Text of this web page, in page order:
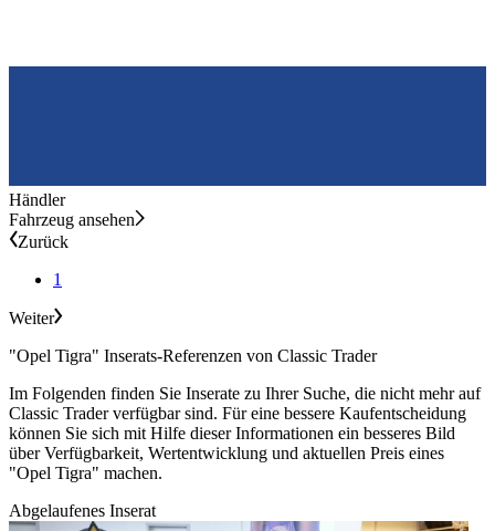
Händler
Fahrzeug ansehen
Zurück
1
Weiter
"Opel Tigra" Inserats-Referenzen von Classic Trader
Im Folgenden finden Sie Inserate zu Ihrer Suche, die nicht mehr auf
Classic Trader verfügbar sind. Für eine bessere Kaufentscheidung
können Sie sich mit Hilfe dieser Informationen ein besseres Bild
über Verfügbarkeit, Wertentwicklung und aktuellen Preis eines
"Opel Tigra" machen.
Abgelaufenes Inserat